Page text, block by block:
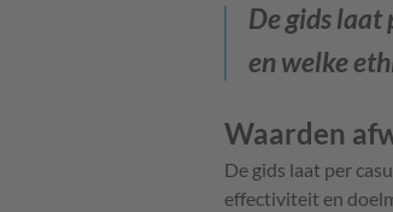
De gids laat
en welke
Waarden
De gids laat per
effectiviteit en